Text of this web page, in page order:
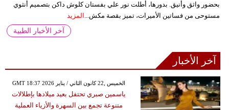
بحضور واثق وأنيق. بدورها، أطلت نور علي بفستان كلوش داكن بتصميم أنثوي
مستوحى من فساتين الأميرات، تميز بقصة مكش... المزيد
آخر الأخبار الطبية
آخر الأخبار
GMT 18:37 2026 الخميس ,22 كانون الثاني / يناير
ياسمين صبري تحتفل بعيد ميلادها بإطلالات
متنوعة تجمع بين السهرة والأزياء العملية